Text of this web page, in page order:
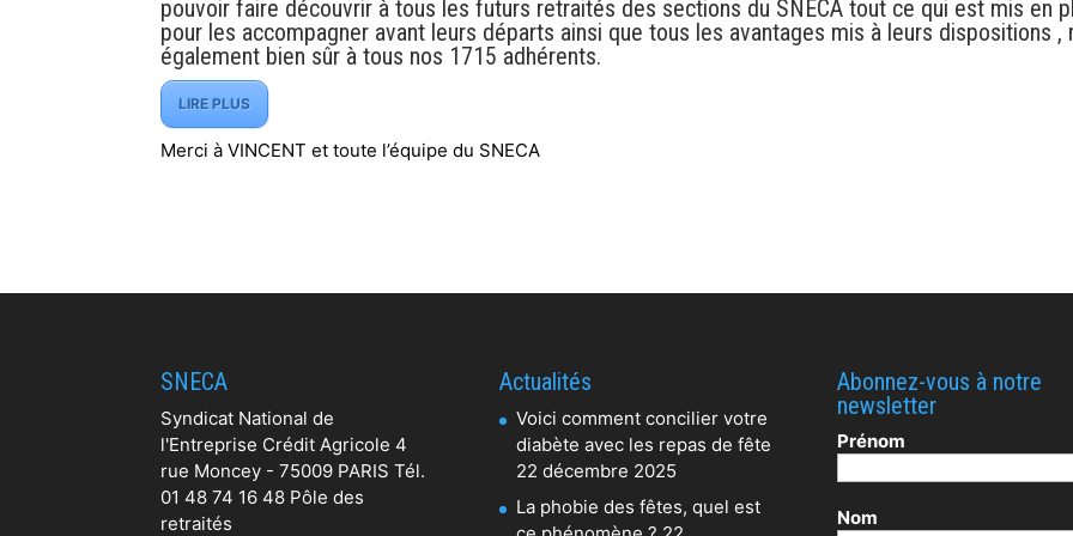
pouvoir faire découvrir à tous les futurs retraités des sections du SNECA tout ce qui est mis en
pour les accompagner avant leurs départs ainsi que tous les avantages mis à leurs dispositions ,
également bien sûr à tous nos 1715 adhérents.
LIRE PLUS
Merci à VINCENT et toute l’équipe du SNECA
SNECA
Syndicat National de
l'Entreprise Crédit Agricole 4
rue Moncey - 75009 PARIS Tél.
01 48 74 16 48 Pôle des
retraités
Actualités
Voici comment concilier votre
diabète avec les repas de fête
22 décembre 2025
La phobie des fêtes, quel est
Abonnez-vous à notre
newsletter
Prénom
Nom